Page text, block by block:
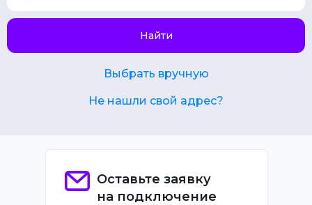
Найти
Выбрать вручную
Не нашли свой адрес?
Оставьте заявку
на подключение